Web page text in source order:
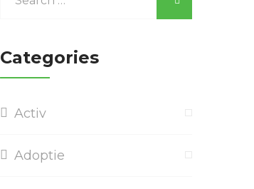
Categories
Activ
Adoptie